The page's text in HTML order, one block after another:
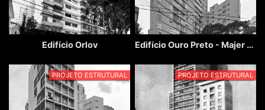
Edifício Orlov Edifício Ouro Preto - Majer Botkowski
PROJETO ESTRUTURAL PROJETO ESTRUTURAL